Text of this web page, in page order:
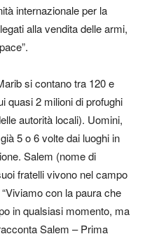
internazionale per la
alla vendita delle armi,
si contano tra 120 e
quasi 2 milioni di profughi
autorità locali). Uomini,
5 o 6 volte dai luoghi in
Salem (nome di
fratelli vivono nel campo
con la paura che
in qualsiasi momento, ma
Salem – Prima